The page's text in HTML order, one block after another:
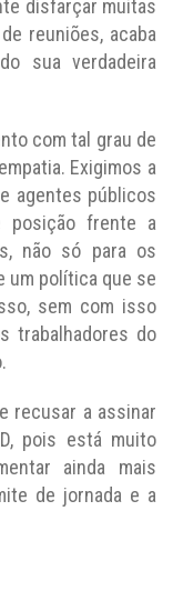
disfarçar muitas
reuniões, acaba
sua verdadeira
com tal grau de
Exigimos a
agentes públicos
posição frente a
não só para os
um política que se
sem com isso
trabalhadores do
recusar a assinar
pois está muito
ainda mais
de jornada e a